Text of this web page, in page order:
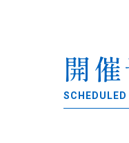
開
SCHEDULED